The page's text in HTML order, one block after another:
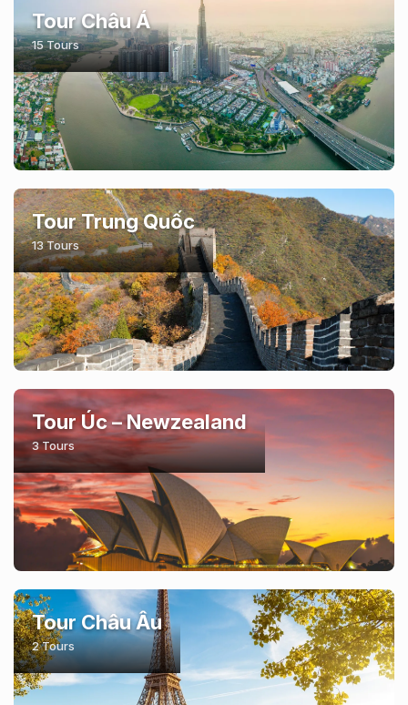
Tour Châu Á
15 Tours
Tour Trung Quốc
13 Tours
Tour Úc – Newzealand
3 Tours
Tour Châu Âu
2 Tours